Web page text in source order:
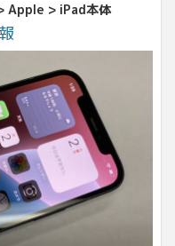
Apple > iPad本体